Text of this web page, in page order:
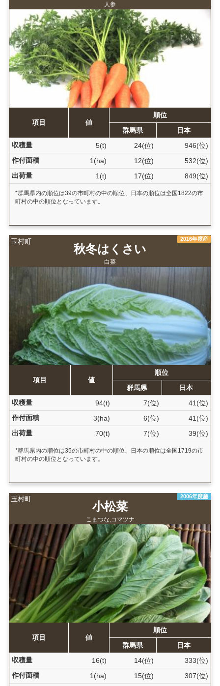
人参
項目 値
順位
群馬県
日本
収穫量
5(t) 24(位)
946(位)
作付面積
1(ha) 12(位)
532(位)
出荷量
1(t) 17(位) 849(位)
*群馬県内の順位は39の市町村の中の順位、日本の順位は全国1822の市
町村の中の順位となっています。
玉村町 2016年度産
秋冬はくさい
白菜
項目 値
順位
群馬県
日本
収穫量
94(t) 7(位)
41(位)
作付面積
3(ha) 6(位)
41(位)
出荷量
70(t) 7(位) 39(位)
*群馬県内の順位は35の市町村の中の順位、日本の順位は全国1719の市
町村の中の順位となっています。
玉村町 2006年度産
小松菜
こまつな,コマツナ
項目 値
順位
群馬県
日本
収穫量
16(t) 14(位)
333(位)
作付面積
1(ha) 15(位) 307(位)